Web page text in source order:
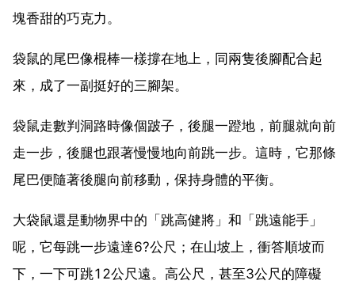
塊香甜的巧克力。
袋鼠的尾巴像棍棒一樣撐在地上，同兩隻後腳配合起
來，成了一副挺好的三腳架。
袋鼠走數判洞路時像個跛子，後腿一蹬地，前腿就向前
走一步，後腿也跟著慢慢地向前跳一步。這時，它那條
尾巴便隨著後腿向前移動，保持身體的平衡。
大袋鼠還是動物界中的「跳高健將」和「跳遠能手」
呢，它每跳一步遠達6?公尺；在山坡上，衝答順坡而
下，一下可跳12公尺遠。高公尺，甚至3公尺的障礙